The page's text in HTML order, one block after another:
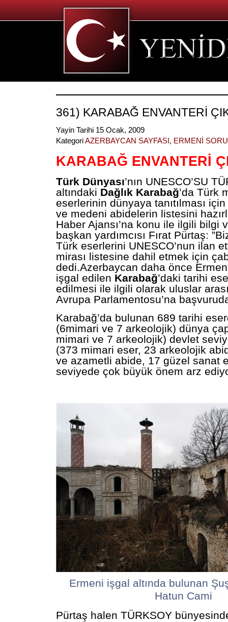
361) KARABAĞ ENVANTERİ
Yayin Tarihi 15 Ocak, 2009
KategoriAZERBAYCAN SAYFASI, ERMENİ
KARABAĞ ENVANTERİ
Türk Dünyası’nın UNESCO’SU
altındaki Dağlık Karabağ’da Türk
eserlerinin dünyaya tanıtılması
ve medeni abidelerin listesini
Haber Ajansı’na konu ile ilgili bilgi
başkan yardımcısı Fırat Pürtaş:
Türk eserlerini UNESCO’nun ilan
mirası listesine dahil etmek için
dedi.Azerbaycan daha önce
işgal edilen Karabağ’daki tarihi
edilmesi ile ilgili olarak uluslar
Avrupa Parlamentosu’na
Karabağ’da bulunan 689 tarihi
(6mimari ve 7 arkeolojik) dünya
mimari ve 7 arkeolojik) devlet
(373 mimari eser, 23 arkeolojik
ve azametli abide, 17 güzel sanat
seviyede çok büyük önem arz
Ermeni işgal altında bulunan
Hatun Cami
Pürtaş halen TÜRKSOY